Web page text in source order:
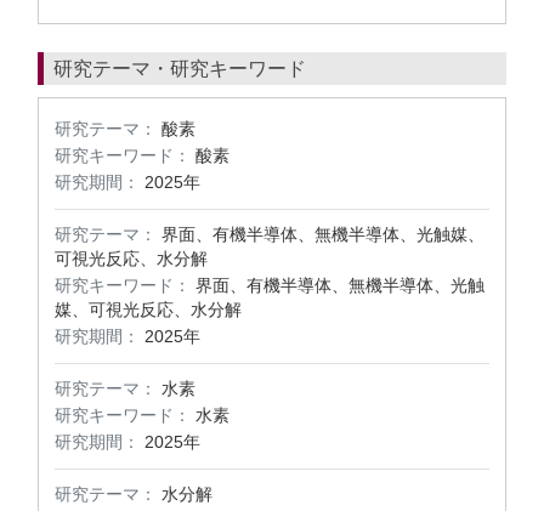
研究テーマ・研究キーワード
研究テーマ：
酸素
研究キーワード：
酸素
研究期間：
2025年
研究テーマ：
界面、有機半導体、無機半導体、光触媒、
可視光反応、水分解
研究キーワード：
界面、有機半導体、無機半導体、光触
媒、可視光反応、水分解
研究期間：
2025年
研究テーマ：
水素
研究キーワード：
水素
研究期間：
2025年
研究テーマ：
水分解